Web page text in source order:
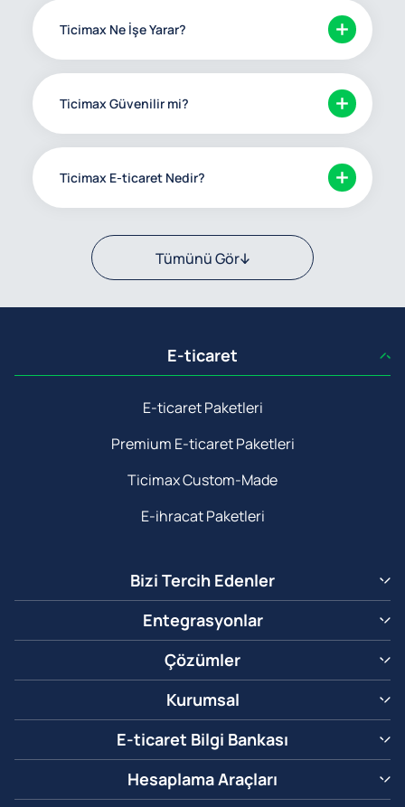
Ticimax Ne İşe Yarar?
Ticimax Güvenilir mi?
Ticimax E-ticaret Nedir?
Tümünü Gör
E-ticaret
E-ticaret Paketleri
Premium E-ticaret Paketleri
Ticimax Custom-Made
E-ihracat Paketleri
Bizi Tercih Edenler
Entegrasyonlar
Çözümler
Kurumsal
E-ticaret Bilgi Bankası
Hesaplama Araçları